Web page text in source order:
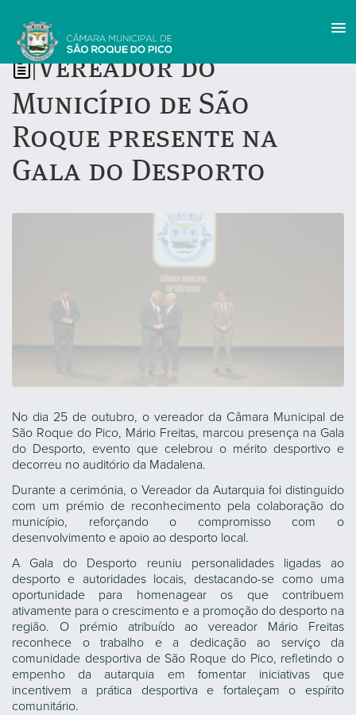
Vereador do
Município de São
Roque presente na
Gala do Desporto
No dia 25 de outubro, o vereador da Câmara Municipal de
São Roque do Pico, Mário Freitas, marcou presença na Gala
do Desporto, evento que celebrou o mérito desportivo e
decorreu no auditório da Madalena.
Durante a cerimónia, o Vereador da Autarquia foi distinguido
com um prémio de reconhecimento pela colaboração do
município, reforçando o compromisso com o
desenvolvimento e apoio ao desporto local.
A Gala do Desporto reuniu personalidades ligadas ao
desporto e autoridades locais, destacando-se como uma
oportunidade para homenagear os que contribuem
ativamente para o crescimento e a promoção do desporto na
região. O prémio atribuído ao vereador Mário Freitas
reconhece o trabalho e a dedicação ao serviço da
comunidade desportiva de São Roque do Pico, refletindo o
empenho da autarquia em fomentar iniciativas que
incentivem a prática desportiva e fortaleçam o espírito
comunitário.